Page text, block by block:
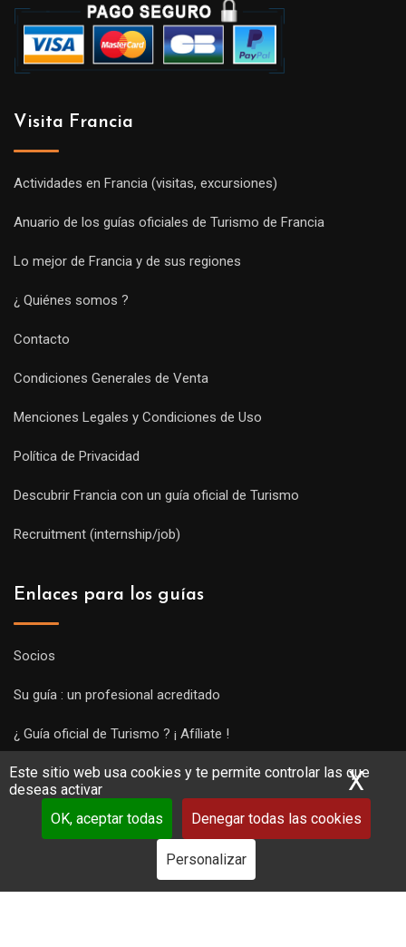
Este sitio web usa cookies y te permite controlar las que
deseas activar
OK, aceptar todas
Denegar todas las cookies
Personalizar
X
Visita Francia
Actividades en Francia (visitas, excursiones)
Anuario de los guías oficiales de Turismo de Francia
Lo mejor de Francia y de sus regiones
¿ Quiénes somos ?
Contacto
Condiciones Generales de Venta
Menciones Legales y Condiciones de Uso
Política de Privacidad
Descubrir Francia con un guía oficial de Turismo
Recruitment (internship/job)
Enlaces para los guías
Socios
Su guía : un profesional acreditado
¿ Guía oficial de Turismo ? ¡ Afíliate !
Subir una visita y empezar a trabajar !